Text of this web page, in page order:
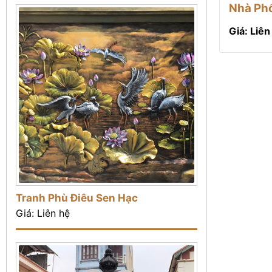
Nhà
Giá:
Tranh Phù Điêu Sen Hạc
Giá: Liên hệ